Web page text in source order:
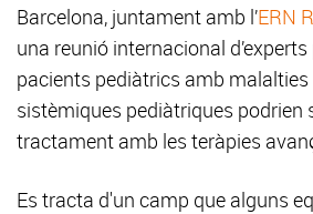
Barcelona, juntament amb l’ERN
una reunió internacional
pacients pediàtrics amb
sistèmiques pediàtriques podrien
tractament amb les teràpies
Es tracta d'un camp que alguns